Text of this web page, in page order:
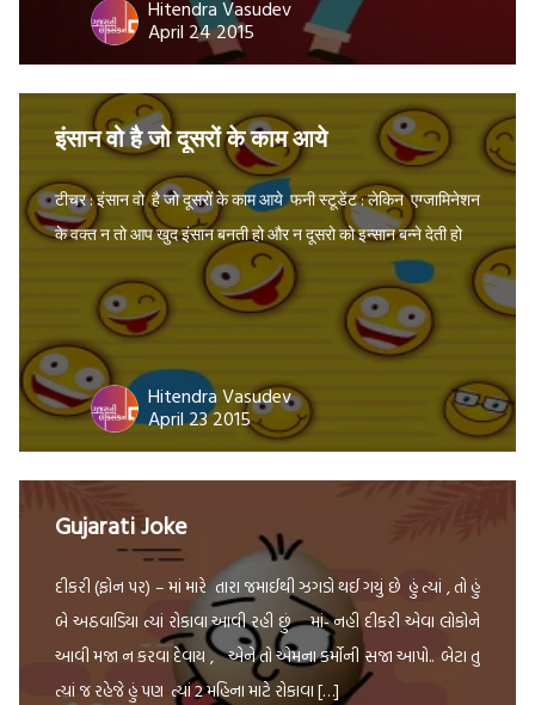
Hitendra Vasudev
April 24 2015
इंसान वो है जो दूसरों के काम आये
टीचर : इंसान वो है जो दूसरों के काम आये फनी स्टूडेंट : लेकिन एग्जामिनेशन
के वक्त न तो आप खुद इंसान बनती हो और न दूसरो को इन्सान बन्ने देती हो
Hitendra Vasudev
April 23 2015
Gujarati Joke
દીકરી (ફોન પર) – માં મારે તારા જમાઈથી ઝગડો થઈ ગયું છે હું ત્યાં , તો હું
બે અઠવાડિયા ત્યાં રોકાવા આવી રહી છું માં- નહી દીકરી એવા લોકોને
આવી મજા ન કરવા દેવાય , એને તો એમના કર્મોની સજા આપો.. બેટા તુ
ત્યાં જ રહેજે હું પણ ત્યાં 2 મહિના માટે રોકાવા […]